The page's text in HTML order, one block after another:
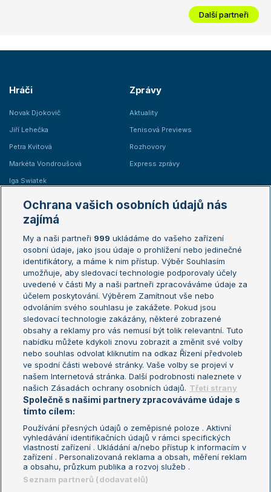
Další partneři
Hráči
Novak Djokovič
Jiří Lehečka
Petra Kvitová
Markéta Vondroušová
Iga Swiatek
Zprávy
Aktuality
Tenisová Previews
Rozhovory
Express zprávy
Žebříčky
Žebříček ATP (muži)
Žebříček WTA (ženy)
Sázkařský žebříček
Australian Open
French Open
Wimbledon
US Open
Turnaj mistrů
Turnaj mistryň
Aktualní trendy
Fotbalové přestupy
Livesport Daily
LS Prague Open
Podmínky užití
Nastavení soukromí
GDPR a žurnalistika
Reklama
Kontakt
Informace o zpracování osobních
údajů
Ochrana vašich osobních údajů nás
zajímá
My a naši partneři 999 ukládáme do vašeho zařízení
osobní údaje, jako jsou údaje o prohlížení nebo jedinečné
identifikátory, a máme k nim přístup. Výběr Souhlasím
umožňuje, aby sledovací technologie podporovaly účely
uvedené v části My a naši partneři zpracováváme údaje za
účelem poskytování. Výběrem Zamítnout vše nebo
odvoláním svého souhlasu je zakážete. Pokud jsou
sledovací technologie zakázány, některé zobrazené
obsahy a reklamy pro vás nemusí být tolik relevantní. Tuto
nabídku můžete kdykoli znovu zobrazit a změnit své volby
nebo souhlas odvolat kliknutím na odkaz Řízení předvoleb
ve spodní části webové stránky. Vaše volby se projeví v
našem Internetová stránka. Další podrobnosti naleznete v
našich Zásadách ochrany osobních údajů. Třetí strany
Společně s našimi partnery zpracováváme údaje s
tímto cílem:
Používání přesných údajů o zeměpisné poloze . Aktivní
vyhledávání identifikačních údajů v rámci specifických
vlastností zařízení . Ukládání a/nebo přístup k informacím v
zařízení . Personalizovaná reklama a obsah, měření reklam
a obsahu, průzkum publika a rozvoj služeb .
Seznam partnerů (dodavatelů)